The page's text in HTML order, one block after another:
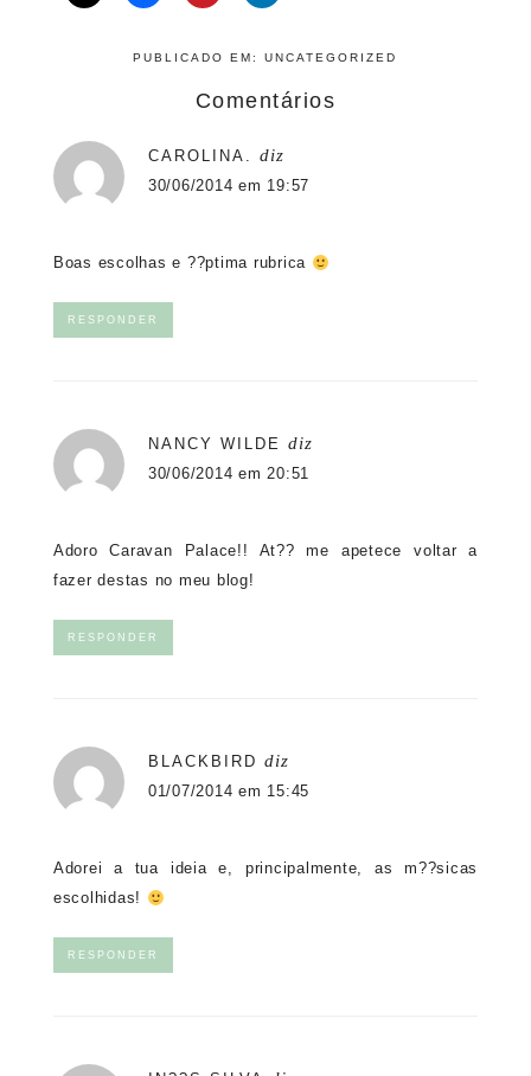
PUBLICADO EM:UNCATEGORIZED
Comentários
CAROLINA. diz
30/06/2014 em 19:57
Boas escolhas e ??ptima rubrica
RESPONDER
NANCY WILDE diz
30/06/2014 em 20:51
Adoro Caravan Palace!! At?? me apetece voltar a
fazer destas no meu blog!
RESPONDER
BLACKBIRD diz
01/07/2014 em 15:45
Adorei a tua ideia e, principalmente, as m??sicas
escolhidas!
RESPONDER